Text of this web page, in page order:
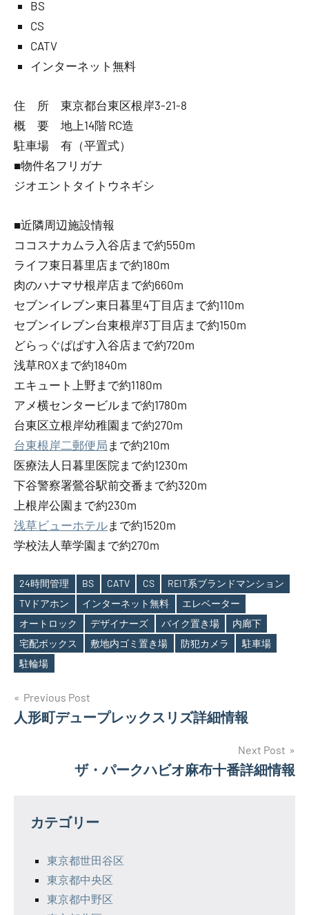
BS
CS
CATV
インターネット無料
住 所 東京都台東区根岸3-21-8
概 要 地上14階 RC造
駐車場 有（平置式）
■物件名フリガナ
ジオエントタイトウネギシ
■近隣周辺施設情報
ココスナカムラ入谷店まで約550m
ライフ東日暮里店まで約180m
肉のハナマサ根岸店まで約660m
セブンイレブン東日暮里4丁目店まで約110m
セブンイレブン台東根岸3丁目店まで約150m
どらっぐぱぱす入谷店まで約720m
浅草ROXまで約1840m
エキュート上野まで約1180m
アメ横センタービルまで約1780m
台東区立根岸幼稚園まで約270m
台東根岸二郵便局 まで約210m
医療法人日暮里医院まで約1230m
下谷警察署鶯谷駅前交番まで約320m
上根岸公園まで約230m
浅草ビューホテルまで約1520m
学校法人華学園まで約270m
Tags
24時間管理 BS CATV CS
REIT系ブランドマンション
TVドアホン
インターネット無料
エレベーター
オートロック
デザイナーズ バイク置き場
内廊下
宅配ボックス
敷地内ゴミ置き場 防犯カメラ
駐車場
駐輪場
投
稿
ー
Previous Post
人形町デュープレックスリズ詳細情報
Next Post
ザ・パークハビオ麻布十番詳細情報
カテゴリー
東京都世田谷区
東京都中央区
東京都中野区